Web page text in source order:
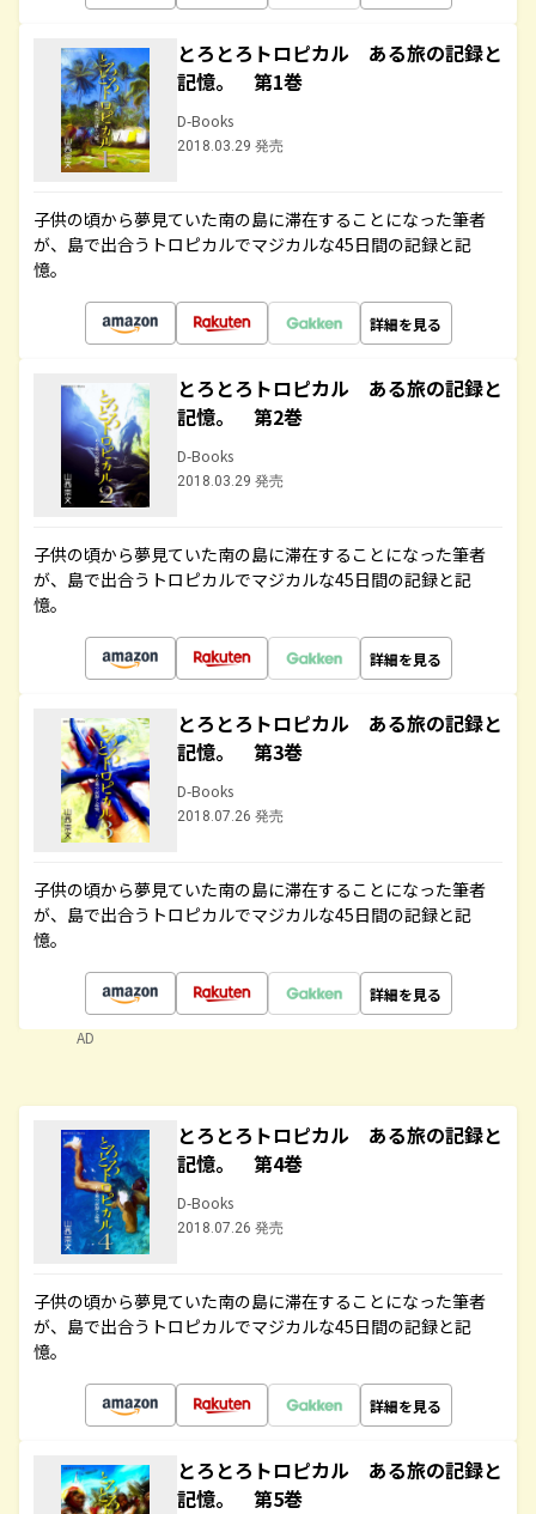
とろとろトロピカル ある旅の記録と
記憶。 第1巻
D-Books
2018.03.29 発売
子供の頃から夢見ていた南の島に滞在することになった筆者
が、島で出合うトロピカルでマジカルな45日間の記録と記
憶。
詳細を見る
とろとろトロピカル ある旅の記録と
記憶。 第2巻
D-Books
2018.03.29 発売
子供の頃から夢見ていた南の島に滞在することになった筆者
が、島で出合うトロピカルでマジカルな45日間の記録と記
憶。
詳細を見る
とろとろトロピカル ある旅の記録と
記憶。 第3巻
D-Books
2018.07.26 発売
子供の頃から夢見ていた南の島に滞在することになった筆者
が、島で出合うトロピカルでマジカルな45日間の記録と記
憶。
詳細を見る
AD
とろとろトロピカル ある旅の記録と
記憶。 第4巻
D-Books
2018.07.26 発売
子供の頃から夢見ていた南の島に滞在することになった筆者
が、島で出合うトロピカルでマジカルな45日間の記録と記
憶。
詳細を見る
とろとろトロピカル ある旅の記録と
記憶。 第5巻